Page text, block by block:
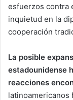
esfuerzos contra
inquietud en la
cooperación
La posible
estadounidense
reacciones
latinoamericanos